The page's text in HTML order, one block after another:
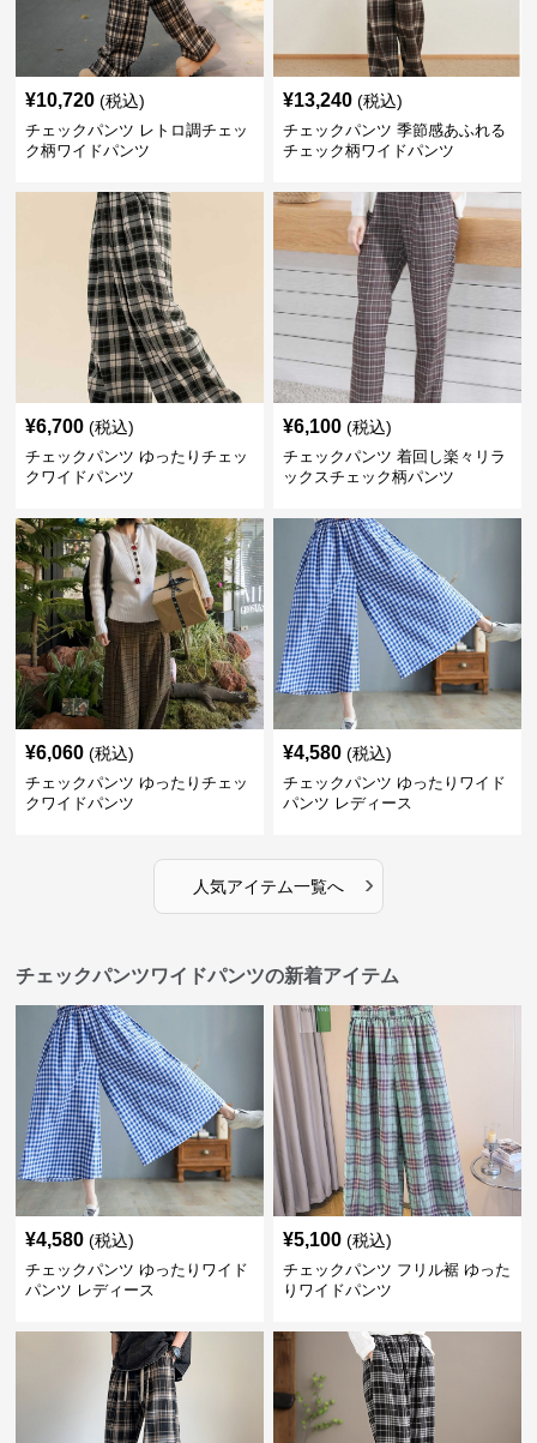
¥10,720 (税込)
チェックパンツ レトロ調チェッ
ク柄ワイドパンツ
¥13,240 (税込)
チェックパンツ 季節感あふれる
チェック柄ワイドパンツ
¥6,700 (税込)
チェックパンツ ゆったりチェッ
クワイドパンツ
¥6,100 (税込)
チェックパンツ 着回し楽々リラ
ックスチェック柄パンツ
¥6,060 (税込)
チェックパンツ ゆったりチェッ
クワイドパンツ
¥4,580 (税込)
チェックパンツ ゆったりワイド
パンツ レディース
人気アイテム一覧へ ›
チェックパンツワイドパンツの新着アイテム
¥4,580 (税込)
チェックパンツ ゆったりワイド
パンツ レディース
¥5,100 (税込)
チェックパンツ フリル裾 ゆった
りワイドパンツ